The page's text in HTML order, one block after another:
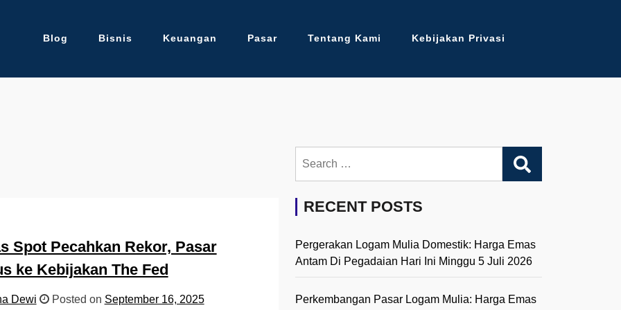
Blog Bisnis Keuangan Pasar Tentang Kami Kebijakan Privasi
Spot Pecahkan Rekor, Pasar
ke Kebijakan The Fed
Dewi Posted on September 16, 2025
for:
RECENT POSTS
Pergerakan Logam Mulia Domestik: Harga Emas
Antam Di Pegadaian Hari Ini Minggu 5 Juli 2026
Perkembangan Pasar Logam Mulia: Harga Emas